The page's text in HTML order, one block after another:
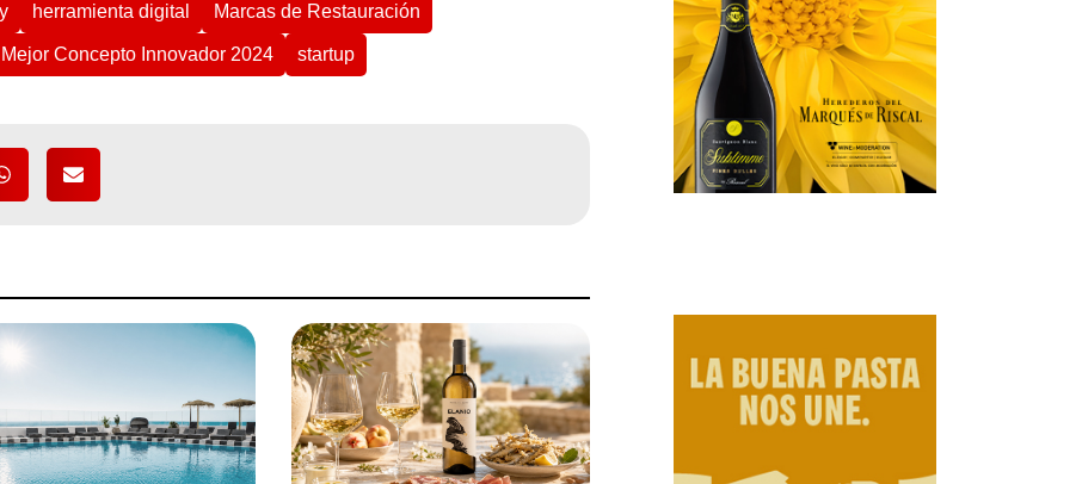
herramienta digital Marcas de Restauración
Concepto Innovador 2024 startup